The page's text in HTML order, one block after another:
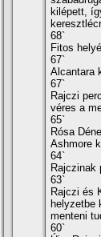
kilépett,
68`
Fitos
67`
Alcantara
67`
Rajczi
véres a
65`
Rósa
Ashmore
64`
Rajczinak
63`
Rajczi és
helyzetbe
menteni
60`